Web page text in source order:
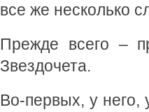
все же несколько
Прежде всего –
Звездочета.
Во-первых, у